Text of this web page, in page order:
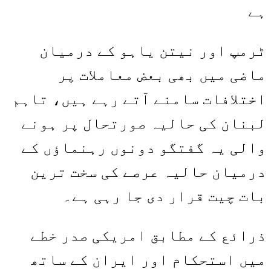
ہے
ٹرمپ اور نیتن یاہو کے درمیان
ماضی میں بھی بعض معاملات پر
اختلافات سامنے آتے رہے ہیں، تاہم
لبنان کی حالیہ صورتحال پر ہونے
والی یہ گفتگو دونوں رہنماؤں کے
درمیان حالیہ عرصے کی سخت ترین
بات چیت قرار دی جا رہی ہے۔
ذرائع کے مطابق امریکی صدر خطے
میں استحکام اور ایران کے ساتھ